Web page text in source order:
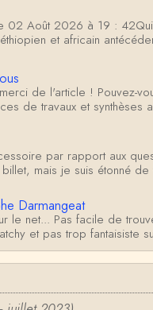
02 Août 2026 à 19 :
et africain
de l'article ! Pouvez-
de travaux et synthèses
par rapport aux
mais je suis étonné
Darmangeat
le net... Pas facile de
et pas trop fantaisiste
pas d'où sort l'illustration
Germains construisaient-…